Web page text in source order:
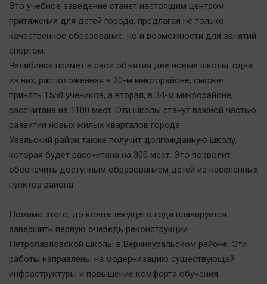
Медицина
Новости компаний
Прогулки по городу Ч
Спецпроект
Статистика
Челябинск космический
Другие рубрики
Bookworms
English version
Online-консультация
Афиша
Блогеркуль
Быстрый медиазавод
Это учебное заведение станет настоящим центром
притяжения для детей города, предлагая не только
качественное образование, но и возможности для занятий
спортом.
Челябинск примет в свои объятия две новые школы: одна
из них, расположенная в 20-м микрорайоне, сможет
принять 1550 учеников, а вторая, в 34-м микрорайоне,
рассчитана на 1100 мест. Эти школы станут важной частью
развития новых жилых кварталов города.
Увельский район также получит долгожданную школу,
которая будет рассчитана на 300 мест. Это позволит
обеспечить доступным образованием детей из населенных
пунктов района.
Помимо этого, до конца текущего года планируется
завершить первую очередь реконструкции
Петропавловской школы в Верхнеуральском районе. Эти
работы направлены на модернизацию существующей
инфраструктуры и повышение комфорта обучения.